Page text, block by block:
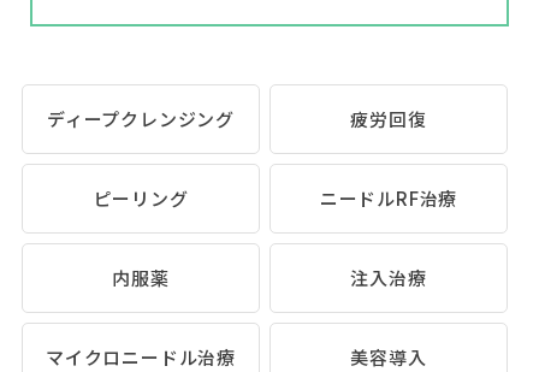
ディープクレンジング 疲労回復
ピーリング ニードルRF治療
内服薬 注入治療
マイクロニードル治療 美容導入